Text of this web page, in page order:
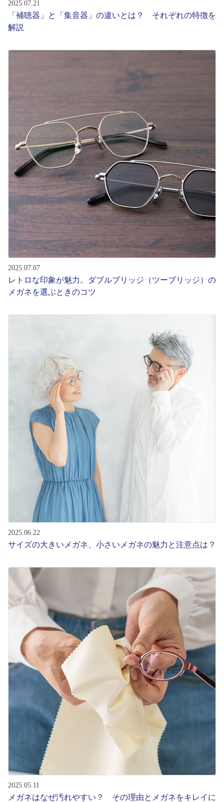
2025.07.21
「補聴器」と「集音器」の違いとは？ それぞれの特徴を
解説
2025.07.07
レトロな印象が魅力。ダブルブリッジ（ツーブリッジ）の
メガネを選ぶときのコツ
2025.06.22
サイズの大きいメガネ、小さいメガネの魅力と注意点は？
2025.05.11
メガネはなぜ汚れやすい？ その理由とメガネをキレイに